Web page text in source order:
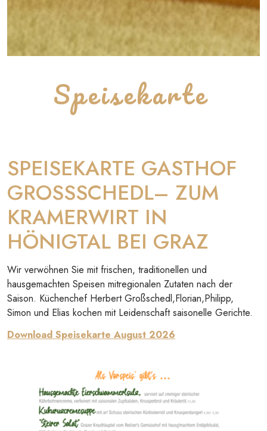
Speisekarte
SPEISEKARTE GASTHOF
GROSSSCHEDL– ZUM
KRAMERWIRT IN
HÖNIGTAL BEI GRAZ
Wir verwöhnen Sie mit frischen, traditionellen und
hausgemachten Speisen mitregionalen Zutaten nach der
Saison. Küchenchef Herbert Großschedl,Florian,Philipp,
Simon und Elias kochen mit Leidenschaft saisonelle Gerichte.
Download Speisekarte August 2026